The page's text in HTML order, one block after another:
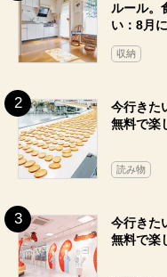
ルール。
い：8月
収納
今行きた
無料で楽
読み物
今行きた
無料で楽